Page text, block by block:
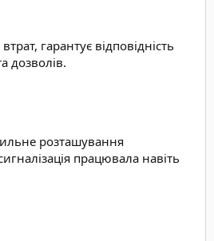
гарантує відповідність
дозволів.
розташування
працювала навіть